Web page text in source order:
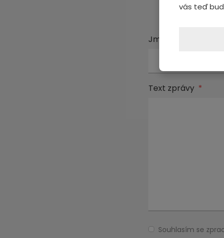
Jméno a příjmení
Text zprávy *
Souhlasím
Souhlasím se
vás teď